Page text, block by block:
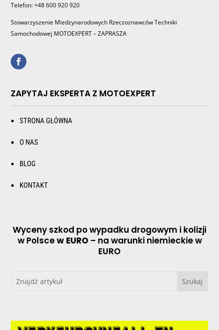
Telefon: +48 600 920 920
Stowarzyszenie Miedzynarodowych Rzeczoznawców Techniki
Samochodowej MOTOEXPERT – ZAPRASZA
ZAPYTAJ EKSPERTA Z MOTOEXPERT
STRONA GŁÓWNA
O NAS
BLOG
KONTAKT
Wyceny szkod po wypadku drogowym i kolizji
w Polscew EURO – na warunki niemieckie w
EURO